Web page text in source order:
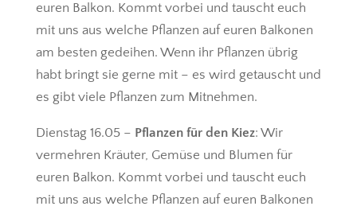
euren Balkon. Kommt vorbei und tauscht euch
mit uns aus welche Pflanzen auf euren Balkonen
am besten gedeihen. Wenn ihr Pflanzen übrig
habt bringt sie gerne mit – es wird getauscht und
es gibt viele Pflanzen zum Mitnehmen.
Dienstag 16.05 – Pflanzen für den Kiez: Wir
vermehren Kräuter, Gemüse und Blumen für
euren Balkon. Kommt vorbei und tauscht euch
mit uns aus welche Pflanzen auf euren Balkonen